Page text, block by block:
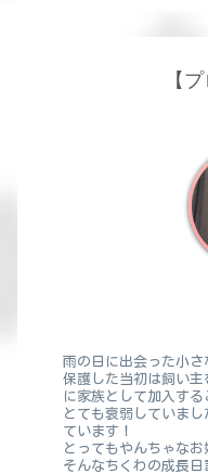
【
雨の日に出会った小さ
保護した当初は飼い
に家族として加入する
とても衰弱していま
ています！
とってもやんちゃなお
そんなちくわの成長日